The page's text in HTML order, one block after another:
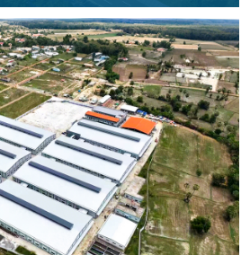
泰国春武里府，为建筑面积23360平方米的二